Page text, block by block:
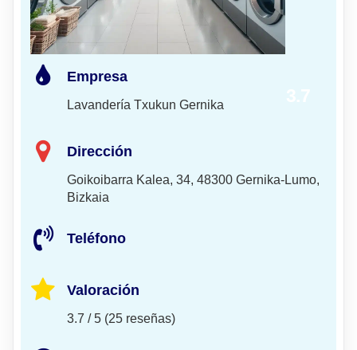
Empresa
Lavandería Txukun Gernika
Dirección
Goikoibarra Kalea, 34, 48300 Gernika-Lumo,
Bizkaia
Teléfono
Valoración
3.7 / 5 (25 reseñas)